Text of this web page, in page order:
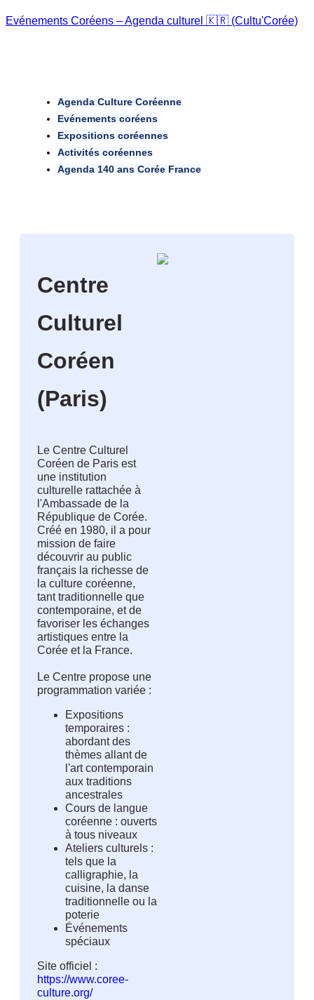
Evénements Coréens – Agenda culturel 🇰🇷 (Cultu'Corée)
Agenda Culture Coréenne
Evénements coréens
Expositions coréennes
Activités coréennes
Agenda 140 ans Corée France
Centre
Culturel
Coréen
(Paris)
Le Centre Culturel
Coréen de Paris est
une institution
culturelle rattachée à
l'Ambassade de la
République de Corée.
Créé en 1980, il a pour
mission de faire
découvrir au public
français la richesse de
la culture coréenne,
tant traditionnelle que
contemporaine, et de
favoriser les échanges
artistiques entre la
Corée et la France.
Le Centre propose une
Expositions
temporaires :
abordant des
thèmes allant de
l'art contemporain
aux traditions
ancestrales
Cours de langue
coréenne : ouverts
à tous niveaux
Ateliers culturels :
tels que la
calligraphie, la
cuisine, la danse
traditionnelle ou la
poterie
Événements
spéciaux
Site officiel :
https://www.coree-
culture.org/